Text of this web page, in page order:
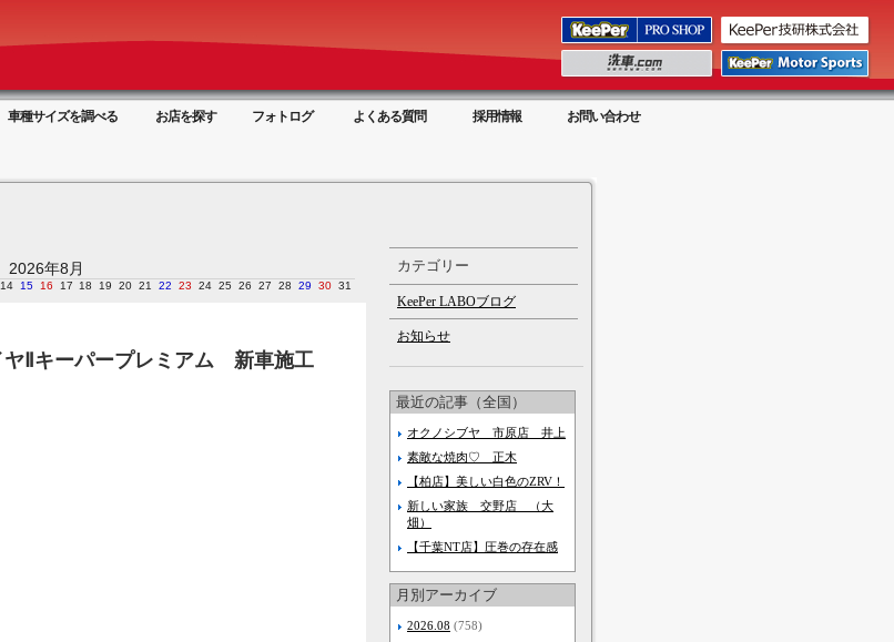
車種サイズを調べる お店を探す フォトログ よくある質問 採用情報 お問い合わせ
2026年8月
14 15 16 17 18 19 20 21 22 23 24 25 26 27 28 29 30 31
Ⅱキーパープレミアム 新車施工
カテゴリー
KeePer LABOブログ
お知らせ
最近の記事（全国）
オクノシブヤ 市原店 井上
素敵な焼肉♡ 正木
【柏店】美しい白色のZRV！
新しい家族 交野店 （大
畑）
【千葉NT店】圧巻の存在感
月別アーカイブ
2026.08 (758)